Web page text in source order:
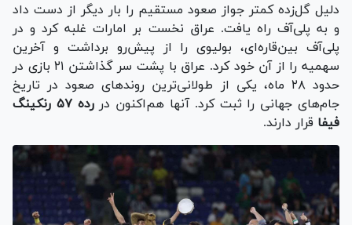
دلیل گل‌زده کمتر جواز صعود مستقیم را بار دیگر از دست داد
و به پلی‌آف راه یافت. عراق نخست بر امارات غلبه کرد و در
پلی‌آف بین‌قاره‌ای، بولیوی را از پیش‌رو برداشت و آخرین
سهمیه را از آن خود کرد. عراق با پشت سر گذاشتن ۲۱ بازی در
حدود ۲۸ ماه، یکی از طولانی‌ترین روند‌های صعود در تاریخ
جام‌های جهانی را ثبت کرد. آنها هم‌اکنون در
رده ۵۷ رنکینگ
فیفا قرار دارند.